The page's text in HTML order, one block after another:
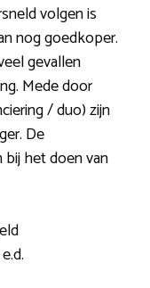
volgen is
nog goedkoper.
gevallen
Mede door
/ duo) zijn
De
het doen van